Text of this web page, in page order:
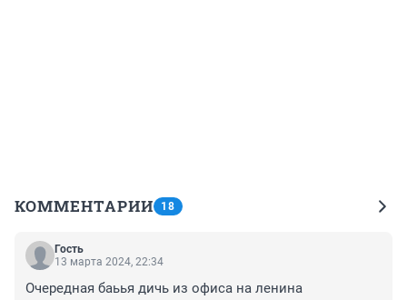
КОММЕНТАРИИ 18
Гость
13 марта 2024, 22:34
Очередная баьья дичь из офиса на ленина